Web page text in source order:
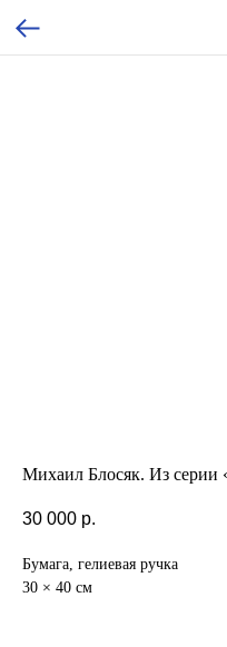
Михаил Блосяк. Из серии
30 000 р.
Бумага, гелиевая ручка
30 × 40 см